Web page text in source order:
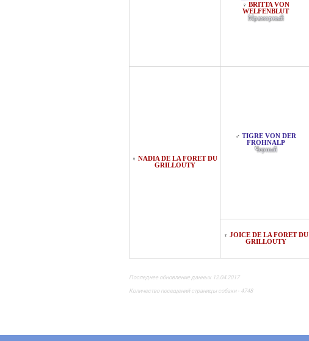
♀ BRITTA VON
WELFENBLUT
Мраморный
♀ NADIA DE LA FORET DU
GRILLOUTY
♂ TIGRE VON DER
FROHNALP
Черный
♀ JOICE DE LA FORET DU
GRILLOUTY
Последнее обновление данных 12.04.2017
Количество посещений страницы собаки - 4748